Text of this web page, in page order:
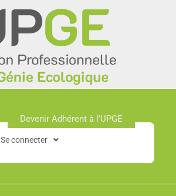
Devenir Adhérent à l'UPGE​
Se connecter